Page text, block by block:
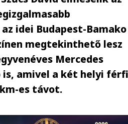
idei Budapest-Bamako
megtekinthető lesz
Mercedes
is, amivel a két helyi
es távot.